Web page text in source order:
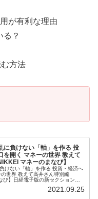
が有利な理由
る？
方法
に負けない「軸」を作る 投
を開く マネーの世界 教えて
マネーのまなび】
けない「軸」を作る 投資・経済へ
世界 教えて高井さん特別編
び】日経電子版の新セクション
100...
2021.09.25